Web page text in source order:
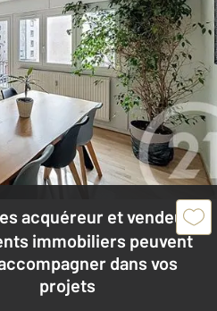
acquéreur et vendeur,
immobiliers peuvent
dans vos
projets